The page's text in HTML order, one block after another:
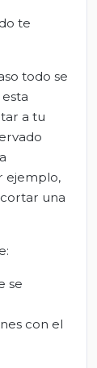
te
todo se
a tu
ejemplo,
una
se
con el